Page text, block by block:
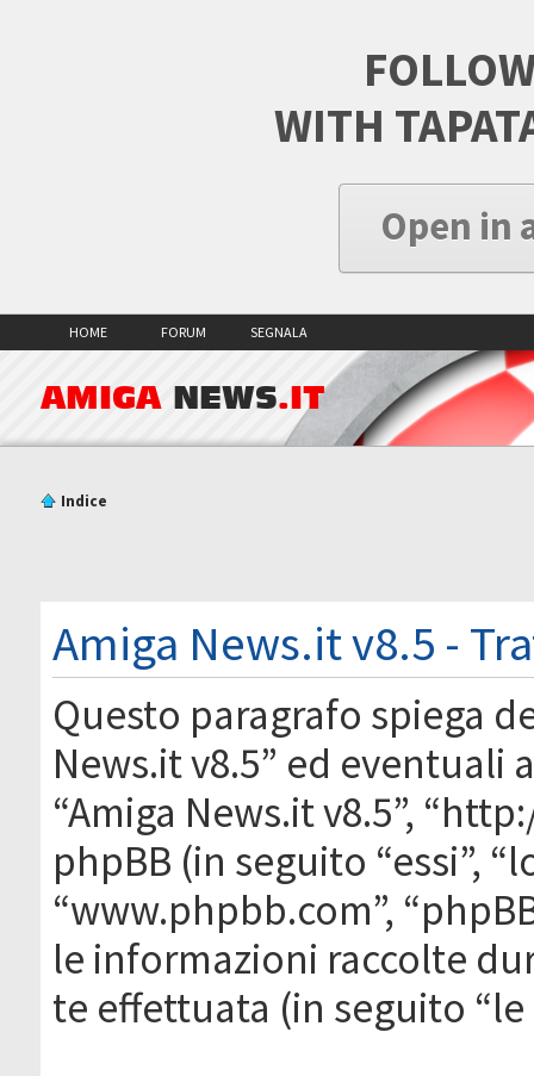
WITH
Open in
HOME FORUM SEGNALA
AMIGA NEWS.IT
Indice
Amiga News.it v8.5 -
Questo paragrafo spiega
News.it v8.5” ed eventuali
“Amiga News.it v8.5”,
phpBB (in seguito “essi”,
“www.phpbb.com”,
le informazioni raccolte
te effettuata (in seguito